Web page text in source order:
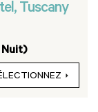
Tuscany
Nuit)